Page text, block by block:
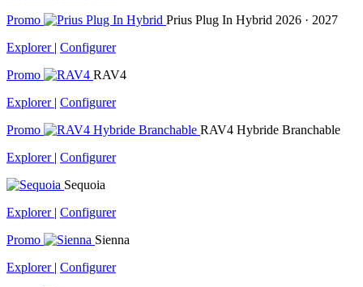
Promo
Prius Plug In Hybrid 2026 · 2027
Explorer | Configurer
Promo
RAV4
Explorer | Configurer
Promo
RAV4 Hybride Branchable
Explorer | Configurer
Sequoia
Explorer | Configurer
Promo
Sienna
Explorer | Configurer